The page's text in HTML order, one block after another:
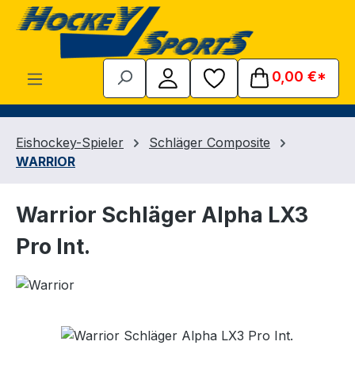
Zum Hauptinhalt springen
0,00 €*
Eishockey-Spieler
Schläger Composite
WARRIOR
Warrior Schläger Alpha LX3
Pro Int.
Bildergalerie überspringen